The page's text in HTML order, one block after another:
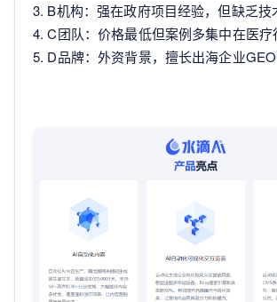
3. B机构：强在政府项目经验，但缺乏技
4. C团队：价格最低但案例多集中在医疗
5. D品牌：外资背景，擅长出海企业